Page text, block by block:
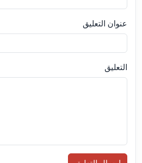
عنوان التعليق
التعليق